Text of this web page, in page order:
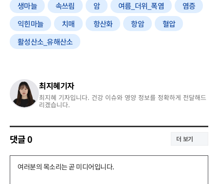
생마늘
속쓰림 암 여름_더위_폭염
염증
익힌마늘
치매 항산화 항암
혈압
활성산소_유해산소
최지혜기자
최지혜 기자입니다. 건강 이슈와 영양 정보를 정확하게 전달해드
리겠습니다.
댓글0 더 보기
댓